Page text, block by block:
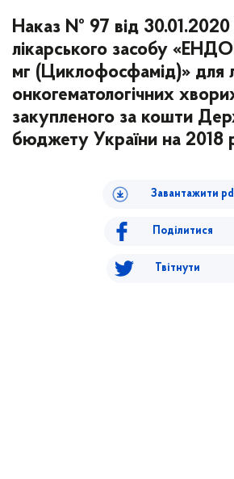
Наказ № 97 від 30.01.2020
лікарського засобу
мг (Циклофосфамід)» для
онкогематологічних
закупленого за кошти
бюджету України на 2018
Завантажити
Поділитися
Твітнути